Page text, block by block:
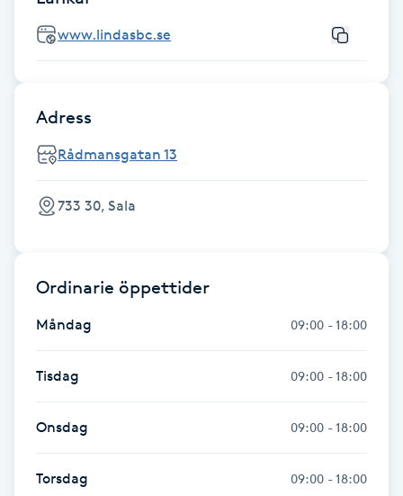
Hårbottenbehandling
Hårförlängning
Hårvård
Hälsa
Idrottsmassage
IPL hårborttagning
IR-massage
www.lindasbc.se
Adress
Rådmansgatan 13
733 30, Sala
Ordinarie öppettider
Måndag 09:00 - 18:00
Tisdag 09:00 - 18:00
Onsdag 09:00 - 18:00
Torsdag 09:00 - 18:00